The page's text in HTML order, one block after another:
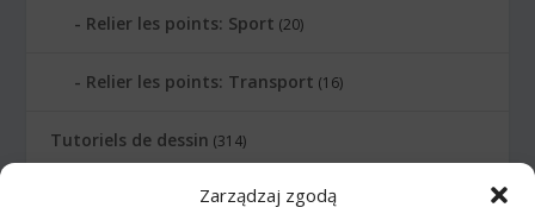
Zarządzaj zgodą
Relier les points: Sport (20)
Relier les points: Transport (16)
Tutoriels de dessin (314)